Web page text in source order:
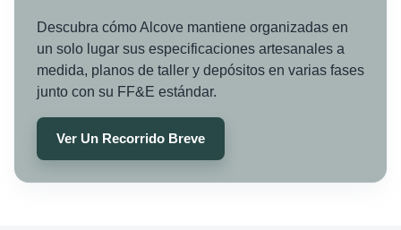
Descubra cómo Alcove mantiene organizadas en
un solo lugar sus especificaciones artesanales a
medida, planos de taller y depósitos en varias fases
junto con su FF&E estándar.
Ver Un Recorrido Breve